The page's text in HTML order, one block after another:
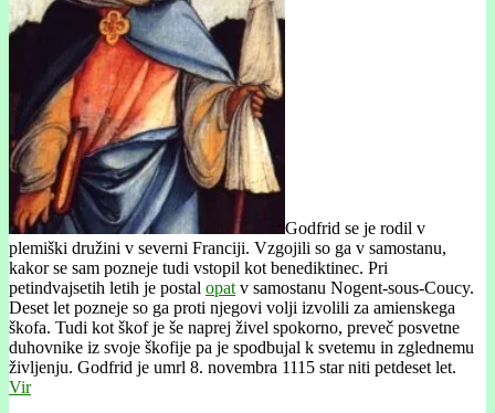
Godfrid se je rodil v
plemiški družini v severni Franciji. Vzgojili so ga v samostanu,
kakor se sam pozneje tudi vstopil kot benediktinec. Pri
petindvajsetih letih je postal opat v samostanu Nogent-sous-Coucy.
Deset let pozneje so ga proti njegovi volji izvolili za amienskega
škofa. Tudi kot škof je še naprej živel spokorno, preveč posvetne
duhovnike iz svoje škofije pa je spodbujal k svetemu in zglednemu
življenju. Godfrid je umrl 8. novembra 1115 star niti petdeset let.
Vir